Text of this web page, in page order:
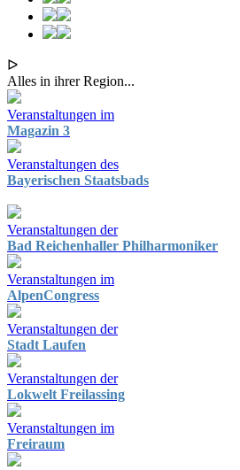
ᐅ
Alles in ihrer Region...
Veranstaltungen im
Magazin 3
Veranstaltungen des
Bayerischen Staatsbads
Veranstaltungen der
Bad Reichenhaller Philharmoniker
Veranstaltungen im
AlpenCongress
Veranstaltungen der
Stadt Laufen
Veranstaltungen der
Lokwelt Freilassing
Veranstaltungen im
Freiraum